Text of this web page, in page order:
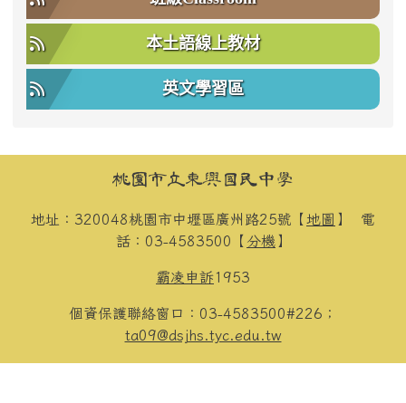
本土語線上教材
英文學習區
頁尾區域內容桃園市立東興國民中學
地址：320048桃園市中壢區廣州路25號【 地圖 】 電
話：03-4583500【 分機 】
霸凌申訴1953
個資保護聯絡窗口：03-4583500#226；
ta09@dsjhs.tyc.edu.tw